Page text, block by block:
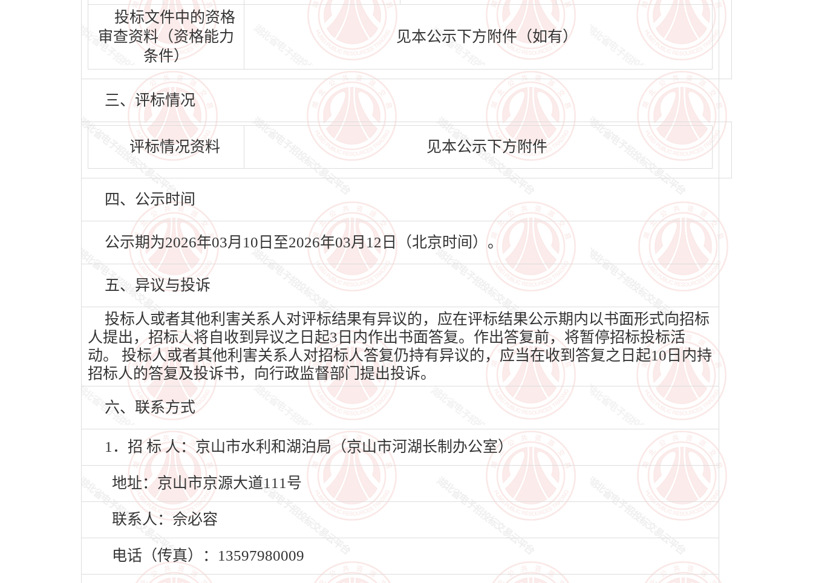
投标文件中的资格
审查资料（资格能力
条件）
见本公示下方附件（如有）
三、评标情况
评标情况资料 见本公示下方附件
四、公示时间
公示期为2026年03月10日至2026年03月12日（北京时间）。
五、异议与投诉
投标人或者其他利害关系人对评标结果有异议的，应在评标结果公示期内以书面形式向招标
人提出，招标人将自收到异议之日起3日内作出书面答复。作出答复前，将暂停招标投标活
动。 投标人或者其他利害关系人对招标人答复仍持有异议的，应当在收到答复之日起10日内持
招标人的答复及投诉书，向行政监督部门提出投诉。
六、联系方式
1．招 标 人：京山市水利和湖泊局（京山市河湖长制办公室）
地址：京山市京源大道111号
联系人：佘必容
电话（传真）：13597980009